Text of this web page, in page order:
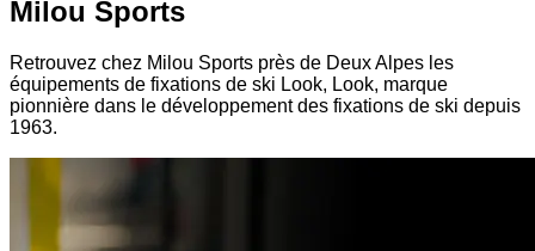
Milou Sports
Retrouvez chez Milou Sports près de Deux Alpes les
équipements de fixations de ski Look, Look, marque
pionnière dans le développement des fixations de ski depuis
1963.